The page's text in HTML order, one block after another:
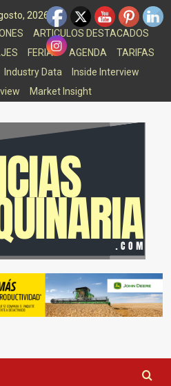
2026
ARTICULOS DESTACADOS
FERIAS AGENDA
TARIFAS
Industry Data
Inside Interview
Market Insight